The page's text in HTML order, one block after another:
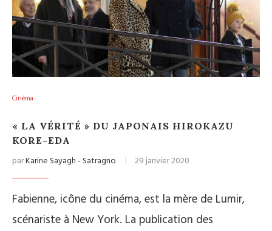
Cinéma
« LA VÉRITÉ » DU JAPONAIS HIROKAZU
KORE-EDA
parKarine Sayagh - Satragno 29 janvier 2020
Fabienne, icône du cinéma, est la mère de Lumir,
scénariste à New York. La publication des